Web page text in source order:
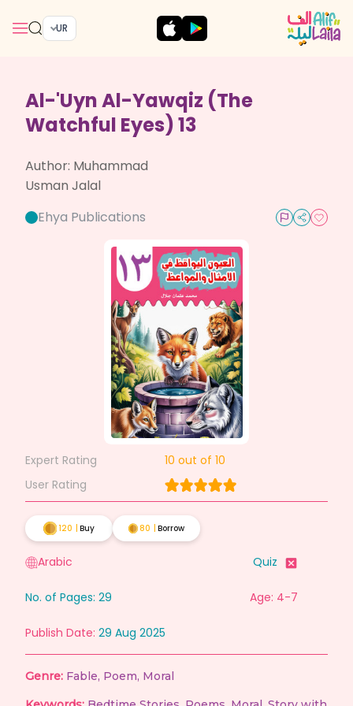
UR
Al-'Uyn Al-Yawqiz (The
Watchful Eyes) 13
Author: Muhammad
Usman Jalal
Ehya Publications
Expert Rating 10 out of 10
User Rating
120 Buy 80 Borrow
Arabic Quiz
No. of Pages: 29 Age: 4-7
Publish Date: 29 Aug 2025
Genre: Fable, Poem, Moral